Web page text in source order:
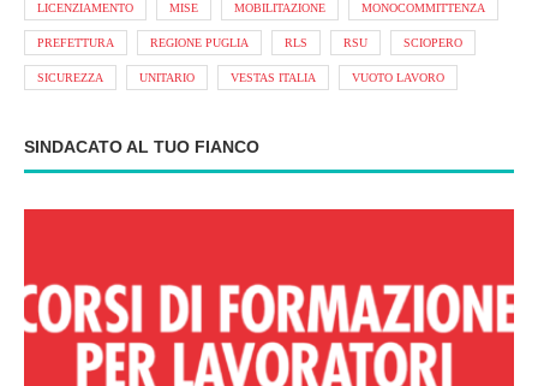
LICENZIAMENTO MISE MOBILITAZIONE MONOCOMMITTENZA
PREFETTURA REGIONE PUGLIA RLS RSU SCIOPERO
SICUREZZA UNITARIO VESTAS ITALIA VUOTO LAVORO
SINDACATO AL TUO FIANCO